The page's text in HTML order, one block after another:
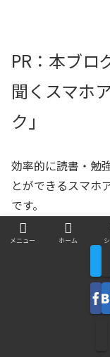
PR：本ブロ
聞くスマホ
ク」
効率的に読書・勉
とができるスマホ
です。
メニュー ホーム